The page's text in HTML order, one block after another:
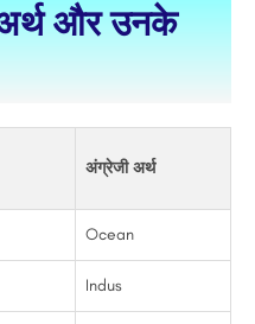
अर्थ और उनके
अंग्रेजी अर्थ
Ocean
Indus